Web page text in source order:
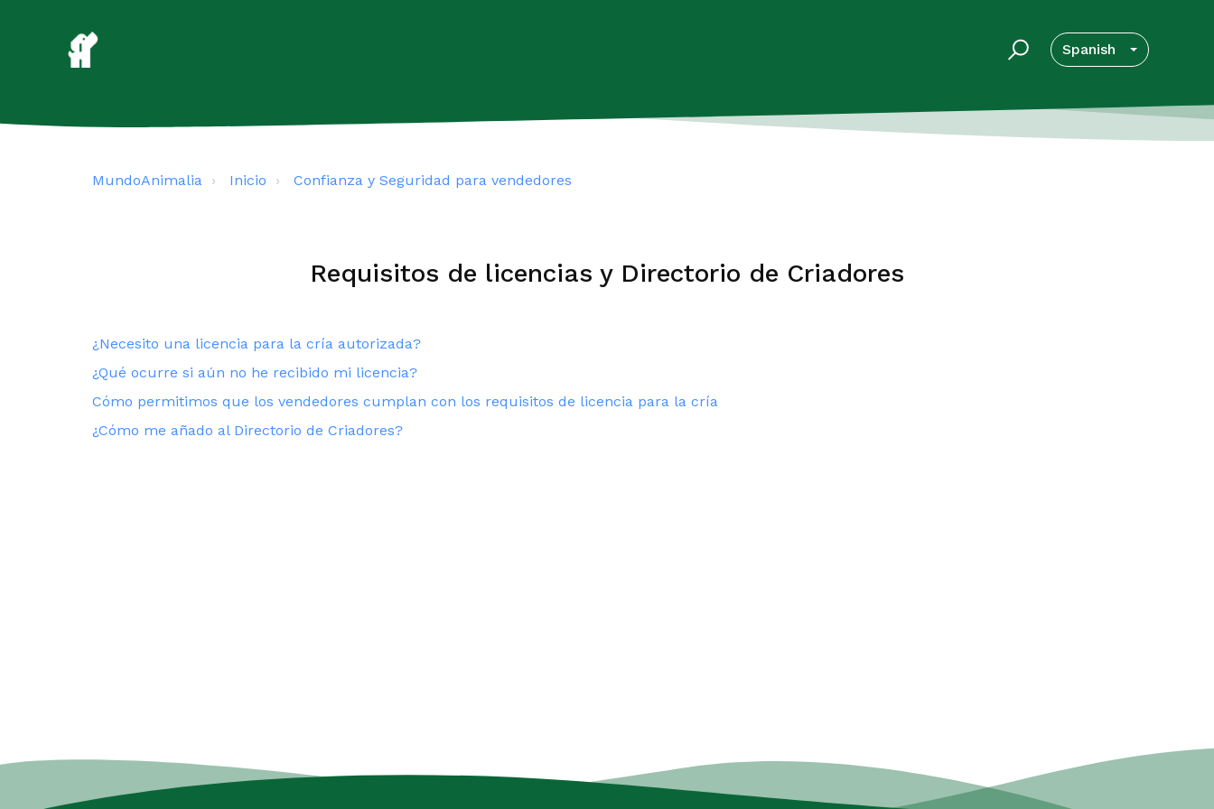
Spanish
MundoAnimalia Inicio Confianza y Seguridad para vendedores
Requisitos de licencias y Directorio de Criadores
¿Necesito una licencia para la cría autorizada?
¿Qué ocurre si aún no he recibido mi licencia?
Cómo permitimos que los vendedores cumplan con los requisitos de licencia para la cría
¿Cómo me añado al Directorio de Criadores?